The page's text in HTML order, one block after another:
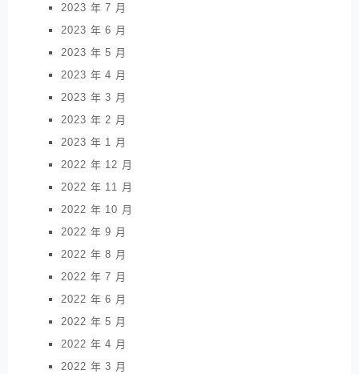
2023 年 7 月
2023 年 6 月
2023 年 5 月
2023 年 4 月
2023 年 3 月
2023 年 2 月
2023 年 1 月
2022 年 12 月
2022 年 11 月
2022 年 10 月
2022 年 9 月
2022 年 8 月
2022 年 7 月
2022 年 6 月
2022 年 5 月
2022 年 4 月
2022 年 3 月